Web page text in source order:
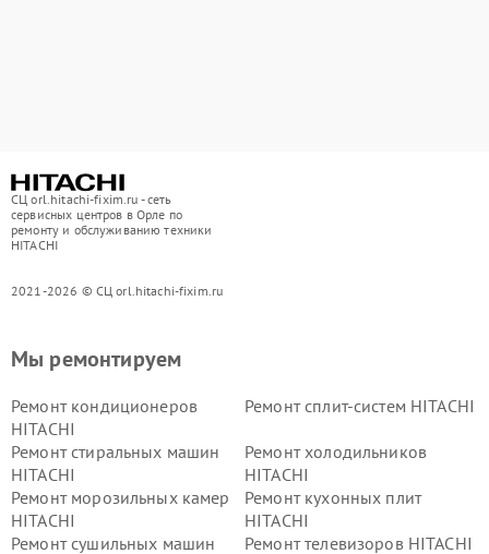
СЦ orl.hitachi-fixim.ru - сеть
сервисных центров в Орле по
ремонту и обслуживанию техники
HITACHI
2021-2026 © СЦ orl.hitachi-fixim.ru
Мы ремонтируем
Ремонт кондиционеров
HITACHI
Ремонт сплит-систем HITACHI
Ремонт стиральных машин
HITACHI
Ремонт холодильников
HITACHI
Ремонт морозильных камер
HITACHI
Ремонт кухонных плит
HITACHI
Ремонт сушильных машин
Ремонт телевизоров HITACHI